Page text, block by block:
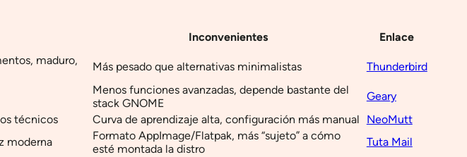
Inconvenientes Enlace
maduro,
Más pesado que alternativas minimalistas Thunderbird
Menos funciones avanzadas, depende bastante del
stack GNOME
Geary
técnicos Curva de aprendizaje alta, configuración más manual
NeoMutt
moderna
Formato AppImage/Flatpak, más “sujeto” a cómo
esté montada la distro
Tuta Mail